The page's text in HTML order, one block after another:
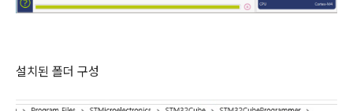
설치된 폴더 구성